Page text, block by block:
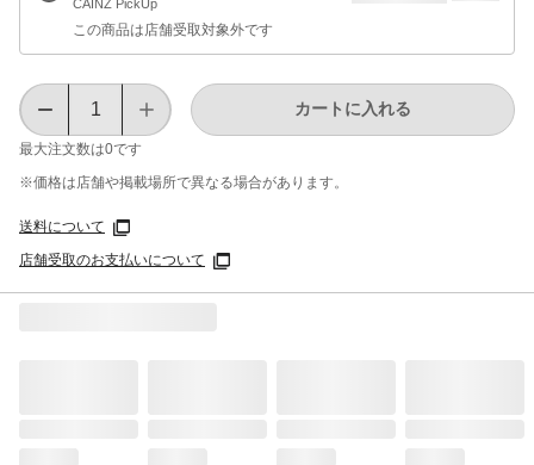
CAINZ PickUp
この商品は店舗受取対象外です
最大注文数は0です
カートに入れる
※価格は​店舗や​掲載場所で​異なる​場合が​あります。
送料について
店舗受取のお支払いについて